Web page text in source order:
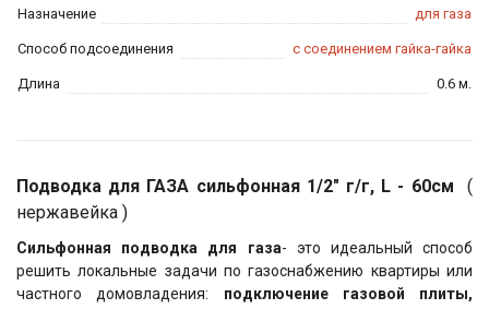
Назначение для газа
Способ подсоединения с соединением гайка-гайка
Длина 0.6 м.
Подводка для ГАЗА сильфонная 1/2" г/г, L - 60см
(
нержавейка )
Сильфонная подводка для газа- это идеальный способ
решить локальные задачи по газоснабжению квартиры или
частного домовладения: подключение газовой плиты,